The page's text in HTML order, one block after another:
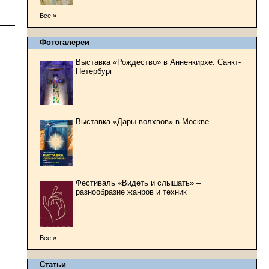
Все »
Фотогалереи
Выставка «Рождество» в Анненкирхе. Санкт-
Петербург
Выставка «Дары волхвов» в Москве
Фестиваль «Видеть и слышать» –
разнообразие жанров и техник
Все »
Статьи